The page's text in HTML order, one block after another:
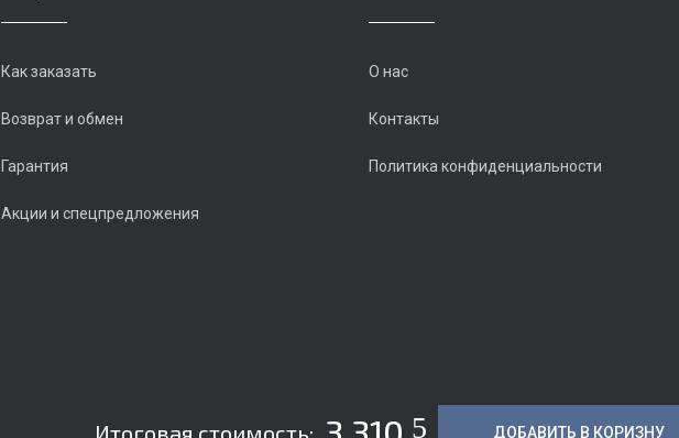
Итоговая стоимость: 5 ДОБАВИТЬ В КОРИЗНУ
Как заказать
Возврат и обмен
Гарантия
Акции и спецпредложения
О нас
Контакты
Политика конфиденциальности